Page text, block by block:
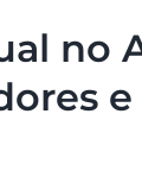
no
e